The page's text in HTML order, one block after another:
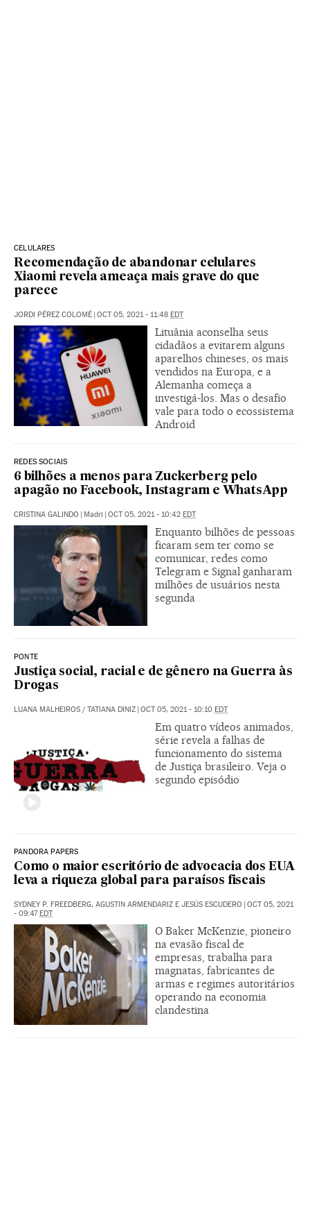
CELULARES
Recomendação de abandonar celulares
Xiaomi revela ameaça mais grave do que
parece
JORDI PÉREZ COLOMÉ | OCT 05, 2021 - 11:48 EDT
Lituânia aconselha seus
cidadãos a evitarem alguns
aparelhos chineses, os mais
vendidos na Europa, e a
Alemanha começa a
investigá-los. Mas o desafio
vale para todo o ecossistema
Android
REDES SOCIAIS
6 bilhões a menos para Zuckerberg pelo
apagão no Facebook, Instagram e WhatsApp
CRISTINA GALINDO | Madri | OCT 05, 2021 - 10:42 EDT
Enquanto bilhões de pessoas
ficaram sem ter como se
comunicar, redes como
Telegram e Signal ganharam
milhões de usuários nesta
segunda
PONTE
Justiça social, racial e de gênero na Guerra às
Drogas
LUANA MALHEIROS / TATIANA DINIZ | OCT 05, 2021 - 10:10 EDT
Em quatro vídeos animados,
série revela a falhas de
funcionamento do sistema
de Justiça brasileiro. Veja o
segundo episódio
PANDORA PAPERS
Como o maior escritório de advocacia dos EUA
leva a riqueza global para paraísos fiscais
SYDNEY P. FREEDBERG, AGUSTIN ARMENDARIZ E JESÚS ESCUDERO | OCT 05, 2021
- 09:47EDT
O Baker McKenzie, pioneiro
na evasão fiscal de
empresas, trabalha para
magnatas, fabricantes de
armas e regimes autoritários
operando na economia
clandestina